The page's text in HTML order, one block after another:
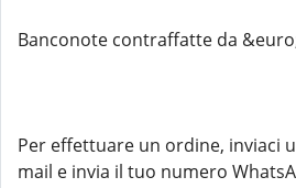
Banconote contraffatte da
Per effettuare un ordine, inviaci
mail e invia il tuo numero